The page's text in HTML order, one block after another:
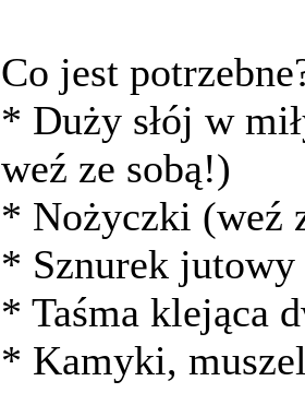
Co jest
* Duży słój w
weź ze sobą!)
* Nożyczki (weź
* Sznurek
* Taśma klejąca
* Kamyki,